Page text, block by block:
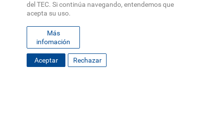
FOOTERMAPA DEL SITIO DIRECTORIO
del TEC. Si continúa navegando, entendemos que
acepta su uso.
Más
infomación
Aceptar Rechazar